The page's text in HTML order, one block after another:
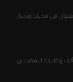
زنجبار
باعتماد 17 ألف وظيفة للمقيدين